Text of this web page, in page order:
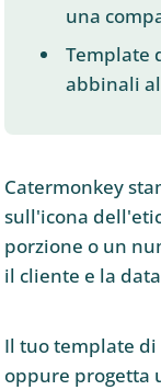
una
Template
abbinali
Catermonkey
sull'icona
porzione o un
il cliente e la
Il tuo template di
oppure progetta